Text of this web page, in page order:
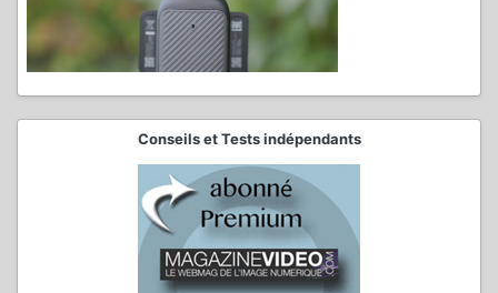
Conseils et Tests indépendants